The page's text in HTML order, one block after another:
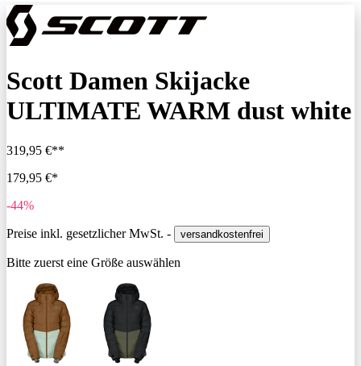
Scott Damen Skijacke
ULTIMATE WARM dust white
319,95 €**
179,95 €*
-44%
Preise inkl. gesetzlicher MwSt. - versandkostenfrei
Bitte zuerst eine Größe auswählen